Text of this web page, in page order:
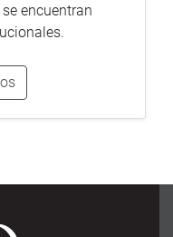
encuentran